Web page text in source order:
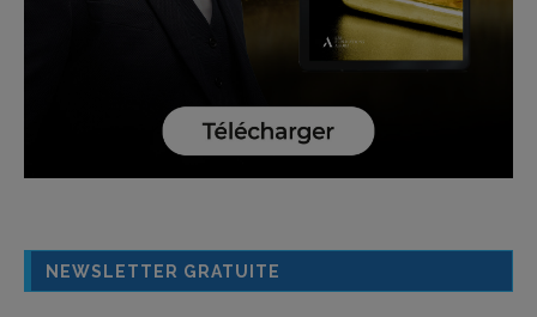
NEWSLETTER GRATUITE